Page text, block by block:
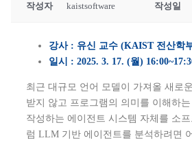
작성자 kaistsoftware 작성일
강사 : 유신 교수 (KAIST 전산학
일시 : 2025. 3. 17. (월)
최근 대규모 언어 모델이 가져올 새로
받지 않고 프로그램의 의미를 이해하
작성하는 에이전트 시스템 자체를 소
럼 LLM 기반 에이전트를 분석하려면